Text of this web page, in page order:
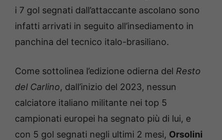
i 7 gol segnati dall’attaccante ascolano sono
infatti arrivati in seguito all’insediamento in
panchina del tecnico italo-brasiliano.
Come sottolinea l’edizione odierna del Resto
del Carlino, dall’inizio del 2023, nessun
calciatore italiano militante nei top 5
campionati europei ha segnato più di lui, e
con 5 gol segnati negli ultimi 2 mesi, Orsolini